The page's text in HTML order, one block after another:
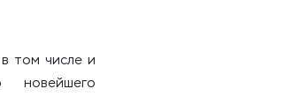
том числе и
новейшего